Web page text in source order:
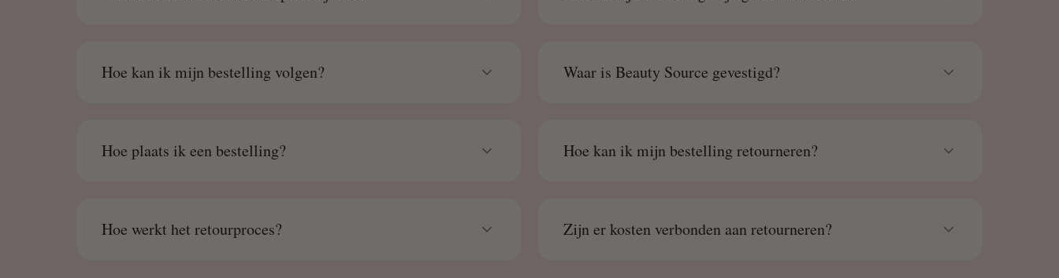
Hoe kan ik mijn bestelling volgen? Waar is Beauty Source gevestigd?
Hoe plaats ik een bestelling? Hoe kan ik mijn bestelling retourneren?
Hoe werkt het retourproces? Zijn er kosten verbonden aan retourneren?